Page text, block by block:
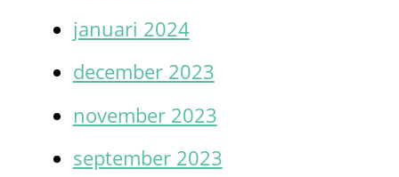
januari 2024
december 2023
november 2023
september 2023